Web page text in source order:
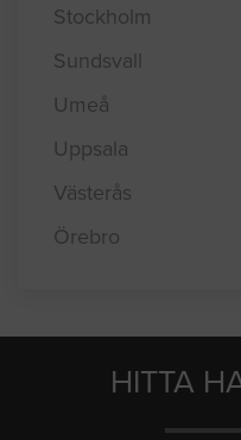
Malmö
Norrköping
Stockholm
Sundsvall
Umeå
Uppsala
Örebro